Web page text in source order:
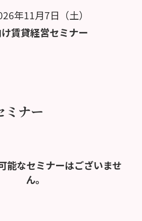
年11月7日（土）
賃貸経営セミナー
ミナー
能なセミナーはございませ
ん。